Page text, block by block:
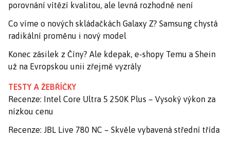
porovnání vítězí kvalitou, ale levná rozhodně není
Co víme o nových skládačkách Galaxy Z? Samsung chystá
radikální proměnu i nový model
Konec zásilek z Číny? Ale kdepak, e-shopy Temu a Shein
už na Evropskou unii zřejmě vyzrály
TESTY A ŽEBŘÍČKY
Recenze: Intel Core Ultra 5 250K Plus – Vysoký výkon za
nízkou cenu
Recenze: JBL Live 780 NC – Skvěle vybavená střední třída